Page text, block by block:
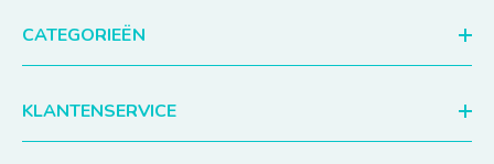
CATEGORIEËN
KLANTENSERVICE